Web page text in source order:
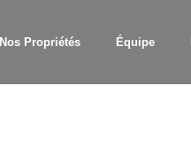
Nos Propriétés Équipe